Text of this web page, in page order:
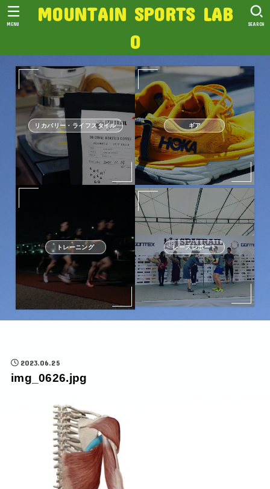
MOUNTAIN SPORTS LAB
O
SEARCH
MENU
リカバリー・ライフスタイル ギア
トレーニング レースレポート
2023.06.25
img_0626.jpg